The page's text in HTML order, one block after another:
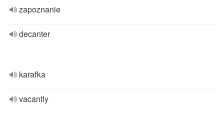
zapoznanie
decanter
karafka
vacantly